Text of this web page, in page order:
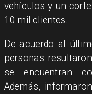
vehículos y un
10 mil clientes.
De acuerdo al
personas
se encuentran
Además,